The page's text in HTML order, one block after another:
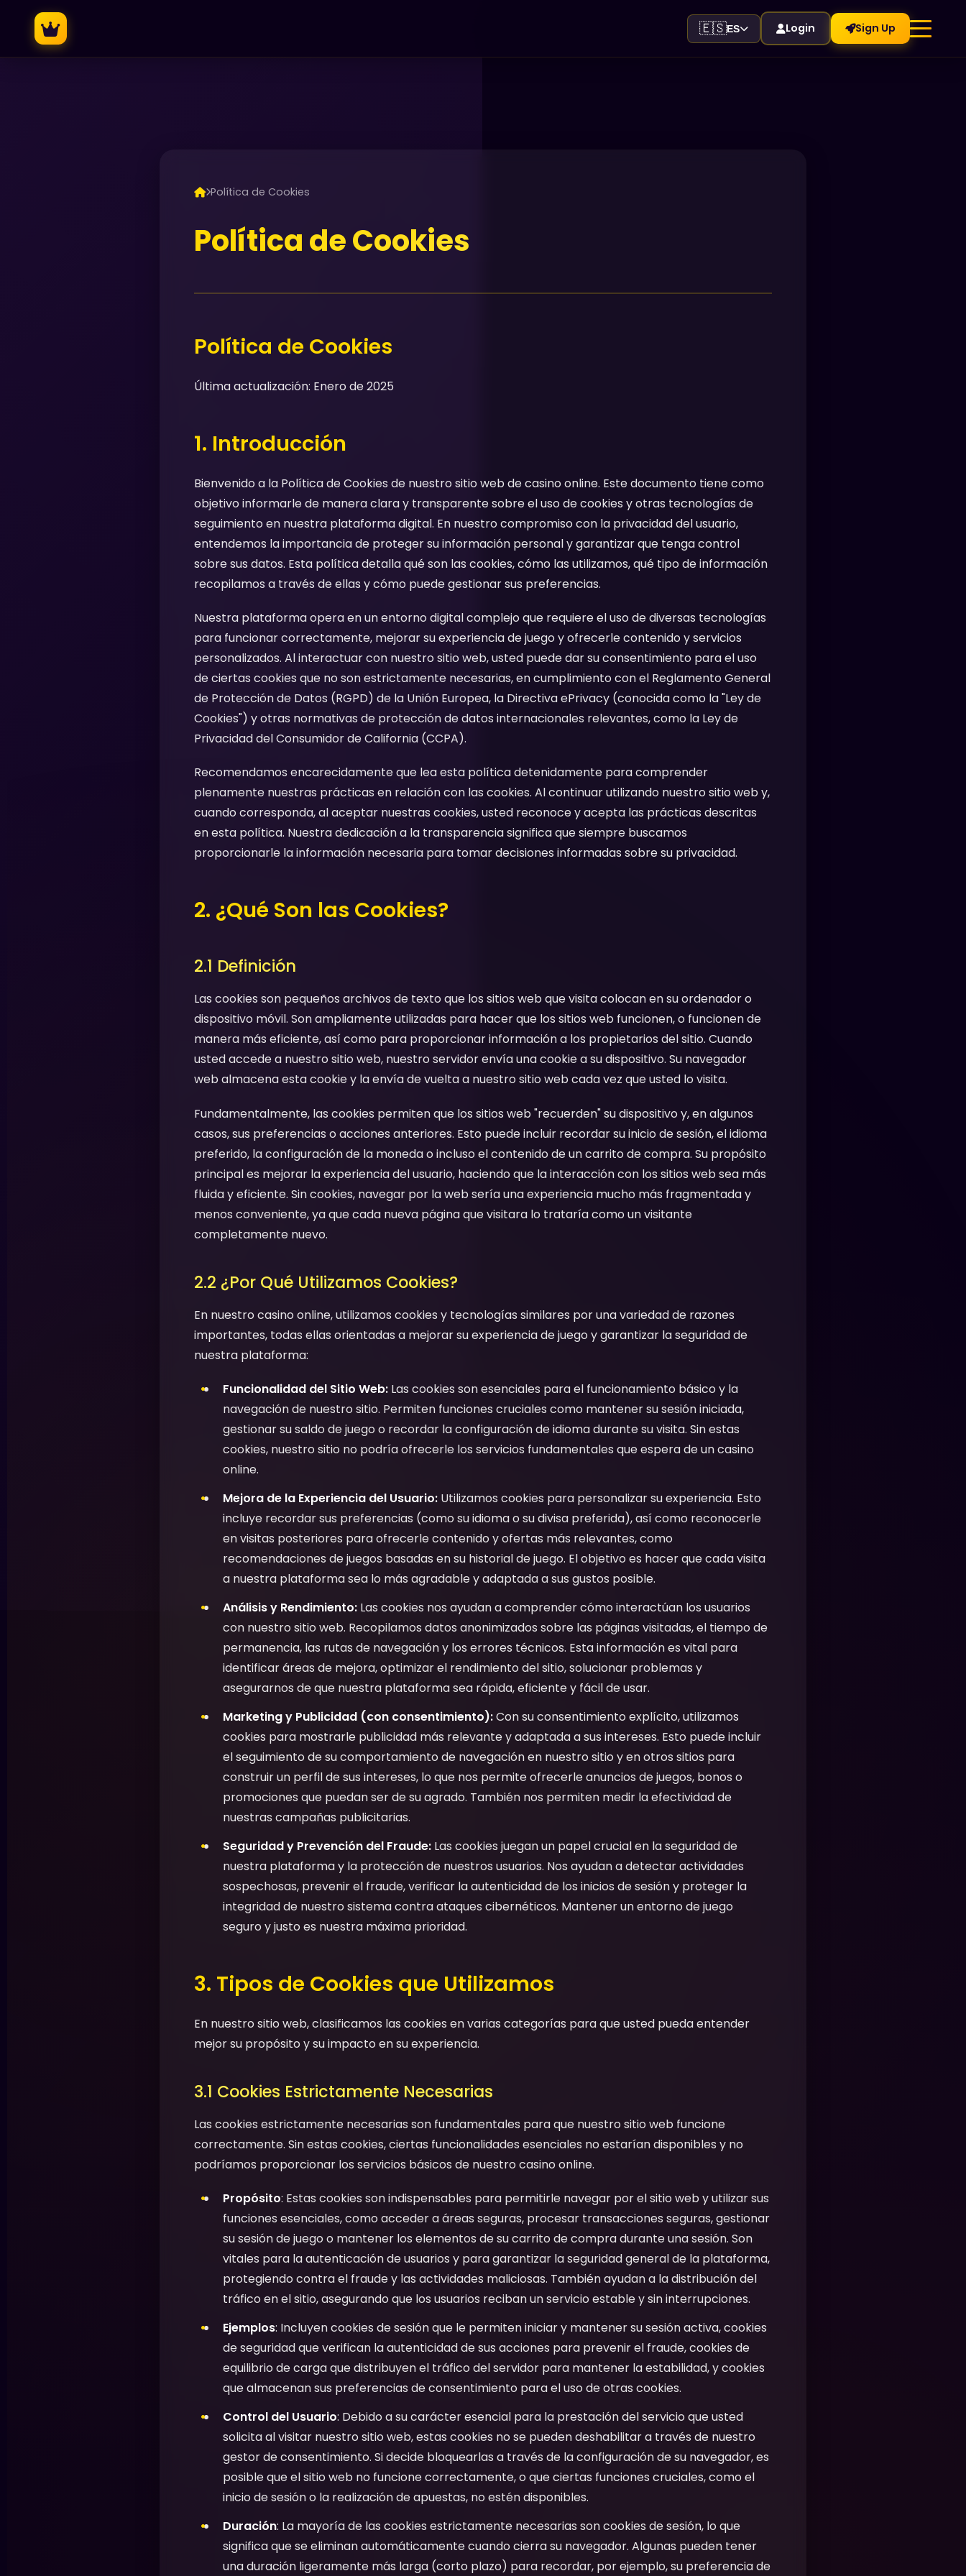
🇪🇸ES Login Sign Up
Política de Cookies
Política de Cookies
Política de Cookies
Última actualización: Enero de 2025
1. Introducción
Bienvenido a la Política de Cookies de nuestro sitio web de casino online. Este documento tiene como
objetivo informarle de manera clara y transparente sobre el uso de cookies y otras tecnologías de
seguimiento en nuestra plataforma digital. En nuestro compromiso con la privacidad del usuario,
entendemos la importancia de proteger su información personal y garantizar que tenga control
sobre sus datos. Esta política detalla qué son las cookies, cómo las utilizamos, qué tipo de información
recopilamos a través de ellas y cómo puede gestionar sus preferencias.
Nuestra plataforma opera en un entorno digital complejo que requiere el uso de diversas tecnologías
para funcionar correctamente, mejorar su experiencia de juego y ofrecerle contenido y servicios
personalizados. Al interactuar con nuestro sitio web, usted puede dar su consentimiento para el uso
de ciertas cookies que no son estrictamente necesarias, en cumplimiento con el Reglamento General
de Protección de Datos (RGPD) de la Unión Europea, la Directiva ePrivacy (conocida como la "Ley de
Cookies") y otras normativas de protección de datos internacionales relevantes, como la Ley de
Privacidad del Consumidor de California (CCPA).
Recomendamos encarecidamente que lea esta política detenidamente para comprender
plenamente nuestras prácticas en relación con las cookies. Al continuar utilizando nuestro sitio web y,
cuando corresponda, al aceptar nuestras cookies, usted reconoce y acepta las prácticas descritas
en esta política. Nuestra dedicación a la transparencia significa que siempre buscamos
proporcionarle la información necesaria para tomar decisiones informadas sobre su privacidad.
2. ¿Qué Son las Cookies?
2.1 Definición
Las cookies son pequeños archivos de texto que los sitios web que visita colocan en su ordenador o
dispositivo móvil. Son ampliamente utilizadas para hacer que los sitios web funcionen, o funcionen de
manera más eficiente, así como para proporcionar información a los propietarios del sitio. Cuando
usted accede a nuestro sitio web, nuestro servidor envía una cookie a su dispositivo. Su navegador
web almacena esta cookie y la envía de vuelta a nuestro sitio web cada vez que usted lo visita.
Fundamentalmente, las cookies permiten que los sitios web "recuerden" su dispositivo y, en algunos
casos, sus preferencias o acciones anteriores. Esto puede incluir recordar su inicio de sesión, el idioma
preferido, la configuración de la moneda o incluso el contenido de un carrito de compra. Su propósito
principal es mejorar la experiencia del usuario, haciendo que la interacción con los sitios web sea más
fluida y eficiente. Sin cookies, navegar por la web sería una experiencia mucho más fragmentada y
menos conveniente, ya que cada nueva página que visitara lo trataría como un visitante
completamente nuevo.
2.2 ¿Por Qué Utilizamos Cookies?
En nuestro casino online, utilizamos cookies y tecnologías similares por una variedad de razones
importantes, todas ellas orientadas a mejorar su experiencia de juego y garantizar la seguridad de
nuestra plataforma:
Funcionalidad del Sitio Web: Las cookies son esenciales para el funcionamiento básico y la
navegación de nuestro sitio. Permiten funciones cruciales como mantener su sesión iniciada,
gestionar su saldo de juego o recordar la configuración de idioma durante su visita. Sin estas
cookies, nuestro sitio no podría ofrecerle los servicios fundamentales que espera de un casino
online.
Mejora de la Experiencia del Usuario: Utilizamos cookies para personalizar su experiencia. Esto
incluye recordar sus preferencias (como su idioma o su divisa preferida), así como reconocerle
en visitas posteriores para ofrecerle contenido y ofertas más relevantes, como
recomendaciones de juegos basadas en su historial de juego. El objetivo es hacer que cada visita
a nuestra plataforma sea lo más agradable y adaptada a sus gustos posible.
Análisis y Rendimiento: Las cookies nos ayudan a comprender cómo interactúan los usuarios
con nuestro sitio web. Recopilamos datos anonimizados sobre las páginas visitadas, el tiempo de
permanencia, las rutas de navegación y los errores técnicos. Esta información es vital para
identificar áreas de mejora, optimizar el rendimiento del sitio, solucionar problemas y
asegurarnos de que nuestra plataforma sea rápida, eficiente y fácil de usar.
Marketing y Publicidad (con consentimiento):Con su consentimiento explícito, utilizamos
cookies para mostrarle publicidad más relevante y adaptada a sus intereses. Esto puede incluir
el seguimiento de su comportamiento de navegación en nuestro sitio y en otros sitios para
construir un perfil de sus intereses, lo que nos permite ofrecerle anuncios de juegos, bonos o
promociones que puedan ser de su agrado. También nos permiten medir la efectividad de
nuestras campañas publicitarias.
Seguridad y Prevención del Fraude: Las cookies juegan un papel crucial en la seguridad de
nuestra plataforma y la protección de nuestros usuarios. Nos ayudan a detectar actividades
sospechosas, prevenir el fraude, verificar la autenticidad de los inicios de sesión y proteger la
integridad de nuestro sistema contra ataques cibernéticos. Mantener un entorno de juego
seguro y justo es nuestra máxima prioridad.
3. Tipos de Cookies que Utilizamos
En nuestro sitio web, clasificamos las cookies en varias categorías para que usted pueda entender
mejor su propósito y su impacto en su experiencia.
3.1 Cookies Estrictamente Necesarias
Las cookies estrictamente necesarias son fundamentales para que nuestro sitio web funcione
correctamente. Sin estas cookies, ciertas funcionalidades esenciales no estarían disponibles y no
podríamos proporcionar los servicios básicos de nuestro casino online.
Propósito: Estas cookies son indispensables para permitirle navegar por el sitio web y utilizar sus
funciones esenciales, como acceder a áreas seguras, procesar transacciones seguras, gestionar
su sesión de juego o mantener los elementos de su carrito de compra durante una sesión. Son
vitales para la autenticación de usuarios y para garantizar la seguridad general de la plataforma,
protegiendo contra el fraude y las actividades maliciosas. También ayudan a la distribución del
tráfico en el sitio, asegurando que los usuarios reciban un servicio estable y sin interrupciones.
Ejemplos: Incluyen cookies de sesión que le permiten iniciar y mantener su sesión activa, cookies
de seguridad que verifican la autenticidad de sus acciones para prevenir el fraude, cookies de
equilibrio de carga que distribuyen el tráfico del servidor para mantener la estabilidad, y cookies
que almacenan sus preferencias de consentimiento para el uso de otras cookies.
Control del Usuario: Debido a su carácter esencial para la prestación del servicio que usted
solicita al visitar nuestro sitio web, estas cookies no se pueden deshabilitar a través de nuestro
gestor de consentimiento. Si decide bloquearlas a través de la configuración de su navegador, es
posible que el sitio web no funcione correctamente, o que ciertas funciones cruciales, como el
inicio de sesión o la realización de apuestas, no estén disponibles.
Duración: La mayoría de las cookies estrictamente necesarias son cookies de sesión, lo que
significa que se eliminan automáticamente cuando cierra su navegador. Algunas pueden tener
una duración ligeramente más larga (corto plazo) para recordar, por ejemplo, su preferencia de